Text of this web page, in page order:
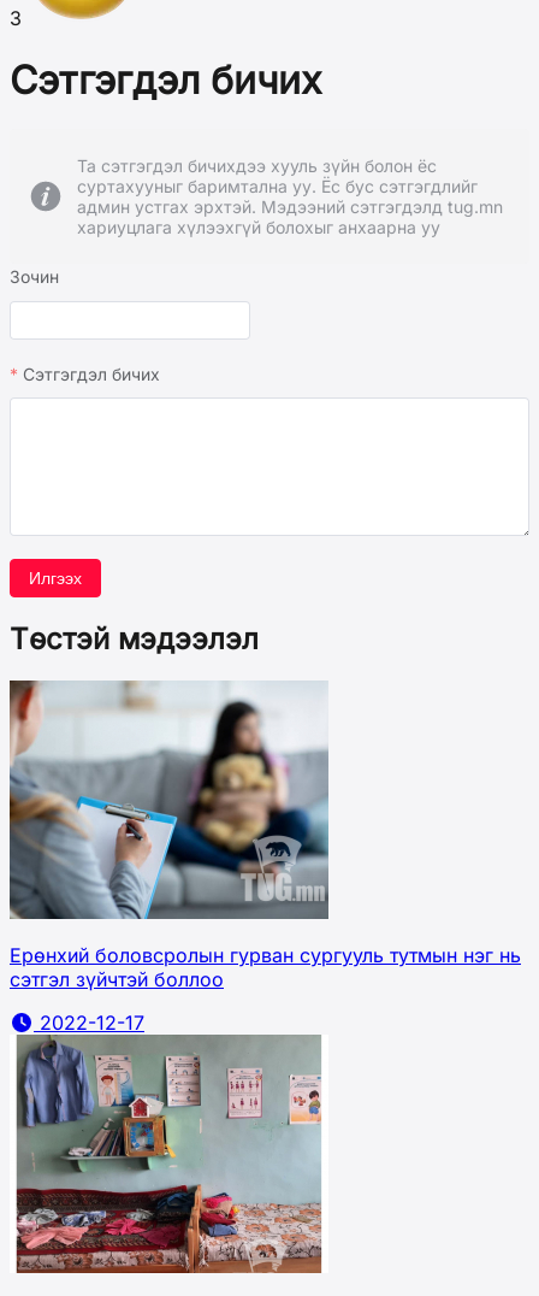
3
Сэтгэгдэл бичих
Та сэтгэгдэл бичихдээ хууль зүйн болон ёс
суртахууныг баримтална уу. Ёс бус сэтгэгдлийг
админ устгах эрхтэй. Мэдээний сэтгэгдэлд tug.mn
хариуцлага хүлээхгүй болохыг анхаарна уу
Зочин
Сэтгэгдэл бичих
Илгээх
Төстэй мэдээлэл
Ерөнхий боловсролын гурван сургууль тутмын нэг нь
сэтгэл зүйчтэй боллоо
2022-12-17